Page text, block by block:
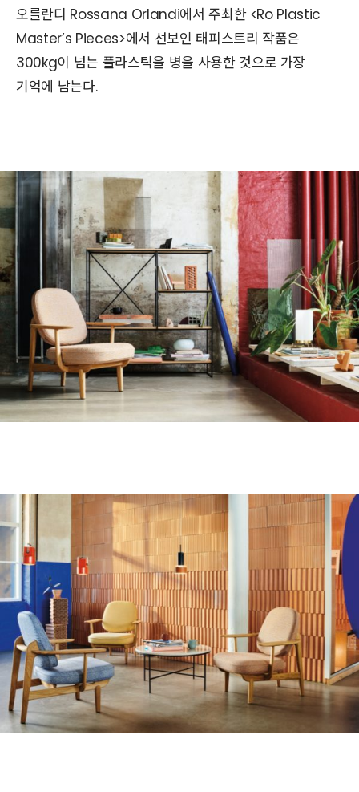
오를란디 Rossana Orlandi에서 주최한 <Ro Plastic
Master’s Pieces>에서 선보인 태피스트리 작품은
300kg이 넘는 플라스틱을 병을 사용한 것으로 가장
기억에 남는다.